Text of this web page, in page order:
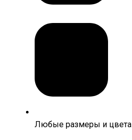
Любые размеры и цвета